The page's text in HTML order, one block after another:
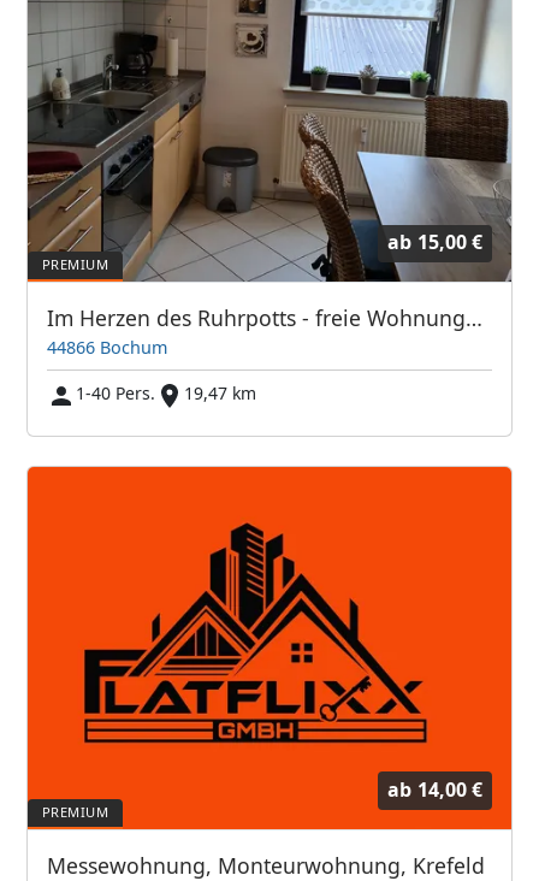
ab 15,00 €
Im Herzen des Ruhrpotts - freie Wohnungen!
44866 Bochum
1-40 Pers.
19,47 km
ab 14,00 €
Messewohnung, Monteurwohnung, Krefeld